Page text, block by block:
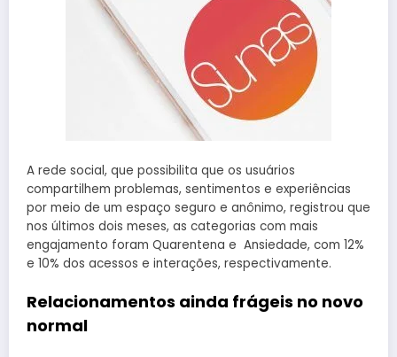
A rede social, que possibilita que os usuários
compartilhem problemas, sentimentos e experiências
por meio de um espaço seguro e anônimo, registrou que
nos últimos dois meses, as categorias com mais
engajamento foram Quarentena e Ansiedade, com 12%
e 10% dos acessos e interações, respectivamente.
Relacionamentos ainda frágeis no novo
normal